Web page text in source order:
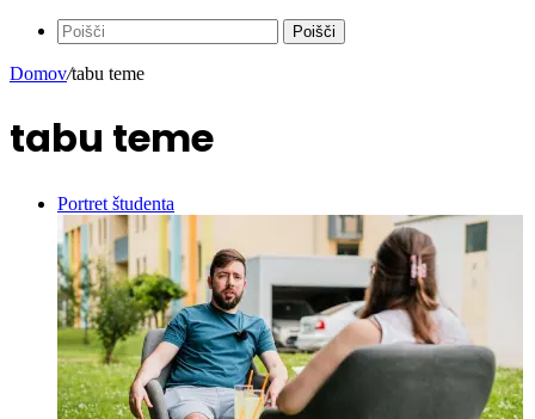
Poišči
Domov/tabu teme
tabu teme
Portret študenta